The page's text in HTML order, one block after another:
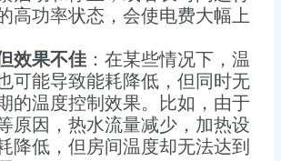
高功率状态，会使电费大幅上
效果不佳：在某些情况下，温
可能导致能耗降低，但同时无
的温度控制效果。比如，由于
原因，热水流量减少，加热设
降低，但房间温度却无法达到